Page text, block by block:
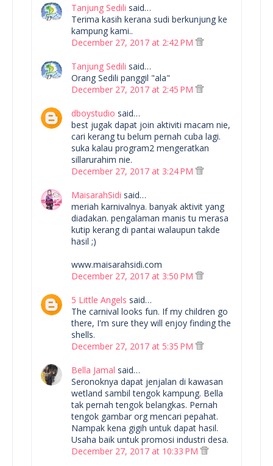
Tanjung Sedili said…
Terima kasih kerana sudi berkunjung ke
kampung kami..
December 27, 2017 at 2:42 PM
Tanjung Sedili said…
Orang Sedili panggil "ala"
December 27, 2017 at 2:45 PM
dboystudio said…
best jugak dapat join aktiviti macam nie,
cari kerang tu belum pernah cuba lagi.
suka kalau program2 mengeratkan
sillarurahim nie.
December 27, 2017 at 3:24 PM
MaisarahSidi said…
meriah karnivalnya. banyak aktivit yang
diadakan. pengalaman manis tu merasa
kutip kerang di pantai walaupun takde
hasil ;)
www.maisarahsidi.com
December 27, 2017 at 3:50 PM
5 Little Angels said…
The carnival looks fun. If my children go
there, I'm sure they will enjoy finding the
shells.
December 27, 2017 at 5:35 PM
Bella Jamal said…
Seronoknya dapat jenjalan di kawasan
wetland sambil tengok kampung. Bella
tak pernah tengok belangkas. Pernah
tengok gambar org mencari pepahat.
Nampak kena gigih untuk dapat hasil.
Usaha baik untuk promosi industri desa.
December 27, 2017 at 10:33 PM